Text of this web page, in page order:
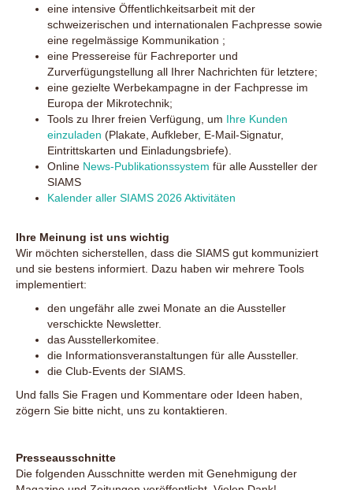
eine intensive Öffentlichkeitsarbeit mit der
schweizerischen und internationalen Fachpresse sowie
eine regelmässige Kommunikation ;
eine Pressereise für Fachreporter und
Zurverfügungstellung all Ihrer Nachrichten für letztere;
eine gezielte Werbekampagne in der Fachpresse im
Europa der Mikrotechnik;
Tools zu Ihrer freien Verfügung, um Ihre Kunden
einzuladen (Plakate, Aufkleber, E-Mail-Signatur,
Eintrittskarten und Einladungsbriefe).
Online News-Publikationssystem für alle Aussteller der
SIAMS
Kalender aller SIAMS 2026 Aktivitäten
Ihre Meinung ist uns wichtig
Wir möchten sicherstellen, dass die SIAMS gut kommuniziert
und sie bestens informiert. Dazu haben wir mehrere Tools
implementiert:
den ungefähr alle zwei Monate an die Aussteller
verschickte Newsletter.
das Ausstellerkomitee.
die Informationsveranstaltungen für alle Aussteller.
die Club-Events der SIAMS.
Und falls Sie Fragen und Kommentare oder Ideen haben,
zögern Sie bitte nicht, uns zu kontaktieren.
Presseausschnitte
Die folgenden Ausschnitte werden mit Genehmigung der